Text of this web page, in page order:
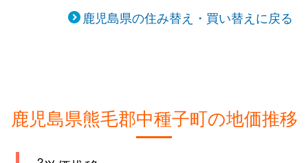
鹿児島県の住み替え・買い替えに戻る
鹿児島県熊毛郡中種子町の地価推移